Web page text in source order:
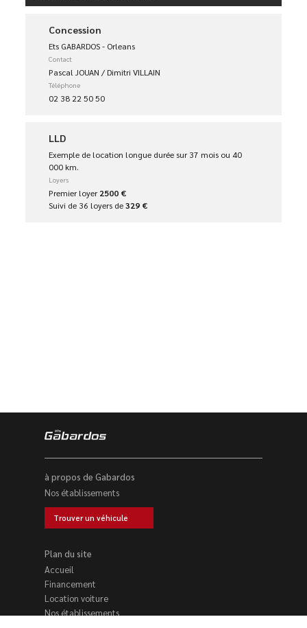
Concession
Ets GABARDOS - Orleans
Contact
Pascal JOUAN / Dimitri VILLAIN
Téléphone
02 38 22 50 50
LLD
Exemple de location longue durée sur 37 mois ou 40
000 km.
Loyers
Premier loyer2500 €
Suivi de 36 loyers de329 €
à propos de Gabardos
Nos établissements
Trouver un véhicule
Plan du site
Accueil
Financement
Location voiture
Nos établissements